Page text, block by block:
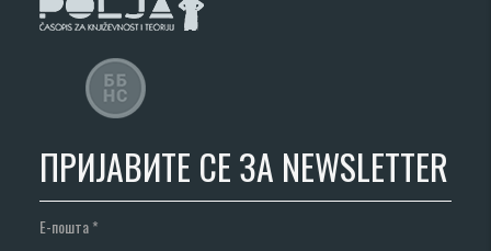
ПРИЈАВИТЕ СЕ ЗА NEWSLETTER
Е-пошта*